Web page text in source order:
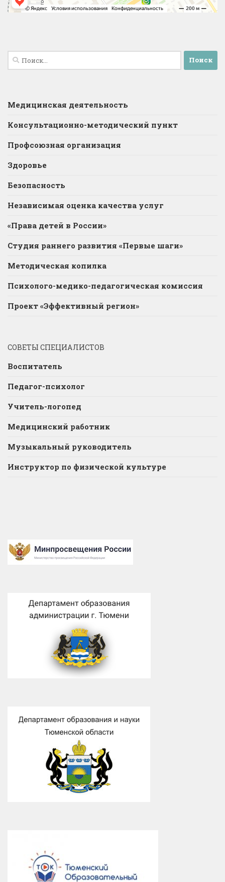
Найти:
Медицинская деятельность
Консультационно-методический пункт
Профсоюзная организация
Здоровье
Безопасность
Независимая оценка качества услуг
«Права детей в России»
Студия раннего развития «Первые шаги»
Методическая копилка
Психолого-медико-педагогическая комиссия
Проект «Эффективный регион»
СОВЕТЫ СПЕЦИАЛИСТОВ
Воспитатель
Педагог-психолог
Учитель-логопед
Медицинский работник
Музыкальный руководитель
Инструктор по физической культуре